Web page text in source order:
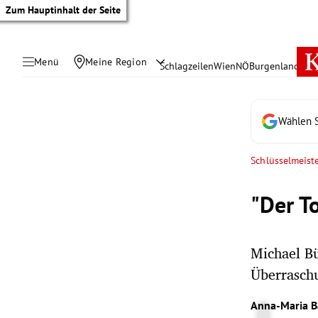
Zum Hauptinhalt der Seite
Menü Meine Region SchlagzeilenWienNÖBurgenland
Wählen
"Der
Michael
Anna-Maria